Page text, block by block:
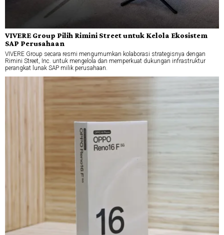
VIVERE Group Pilih Rimini Street untuk Kelola Ekosistem
SAP Perusahaan
VIVERE Group secara resmi mengumumkan kolaborasi strategisnya dengan
Rimini Street, Inc. untuk mengelola dan memperkuat dukungan infrastruktur
perangkat lunak SAP milik perusahaan.